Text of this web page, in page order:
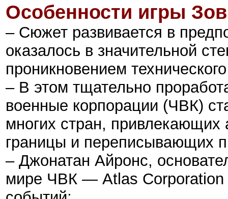
Особенности игры
– Сюжет развивается в
оказалось в значительной
проникновением
– В этом тщательно
военные корпорации (ЧВК)
многих стран,
границы и переписывающих
– Джонатан Айронс,
мире ЧВК — Atlas Corporation